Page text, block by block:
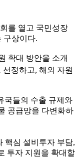
를 열고 국민성장
구상이다.
확대 방안을 소개
정하고, 해외 자원
국들의 수출 규제와
공급망을 다변화하
핵심 설비투자 부담,
투자 지원을 확대할